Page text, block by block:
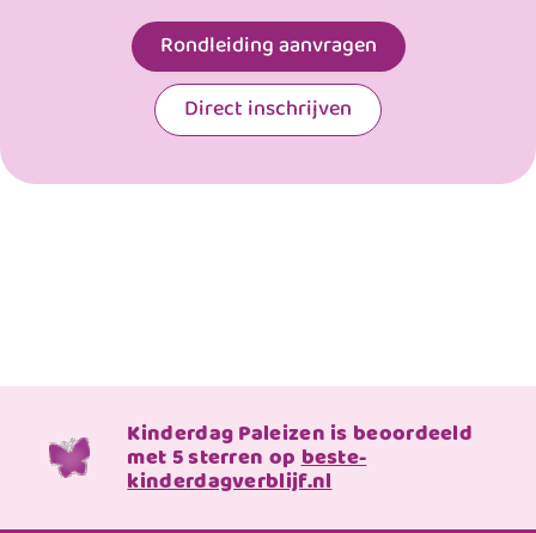
Rondleiding aanvragen
Direct inschrijven
Kinderdag Paleizen is beoordeeld
met 5 sterren opbeste-
kinderdagverblijf.nl